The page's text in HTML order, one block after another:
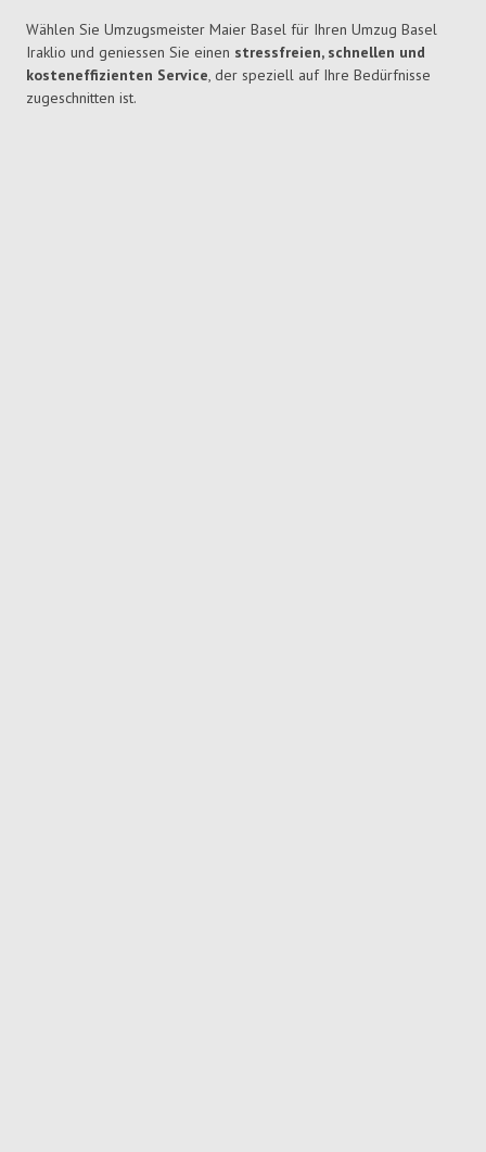
Wählen Sie Umzugsmeister Maier Basel für Ihren Umzug Basel
Iraklio und geniessen Sie einen stressfreien, schnellen und
kosteneffizienten Service, der speziell auf Ihre Bedürfnisse
zugeschnitten ist.